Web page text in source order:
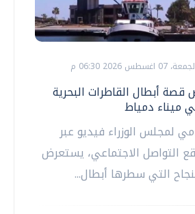
07 اغسطس 2026 06:30 م
قصة أبطال القاطرات البحرية
ميناء دمياط
لمجلس الوزراء فيديو عبر
التواصل الاجتماعي، يستعرض
التي سطرها أبطال...